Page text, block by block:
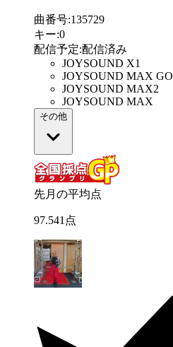
曲番号:135729
キー:0
配信予定:配信済み
JOYSOUND X1
JOYSOUND MAX GO
JOYSOUND MAX2
JOYSOUND MAX
その他
先月の平均点
97.541 点